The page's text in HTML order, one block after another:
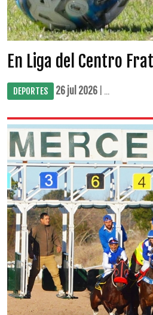
En Liga del Centro
DEPORTES 26 jul 2026 | ...